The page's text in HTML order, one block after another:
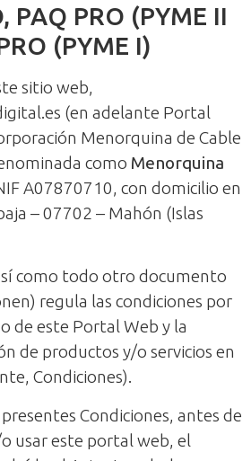
PAQ PRO (PYME II
(PYME I)
sitio web,
(en adelante Portal
Menorquina de Cable
como Menorquina
A07870710, con domicilio en
– 07702 – Mahón (Islas
como todo otro documento
regula las condiciones por
de este Portal Web y la
de productos y/o servicios en
Condiciones).
Condiciones, antes de
usar este portal web, el